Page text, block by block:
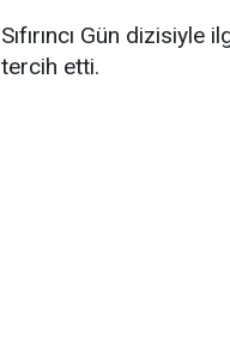
Sıfırıncı Gün dizisiyle
tercih etti.